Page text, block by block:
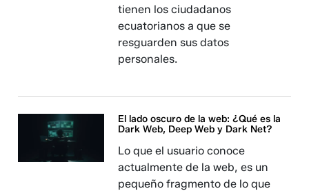
tienen los ciudadanos
ecuatorianos a que se
resguarden sus datos
personales.
El lado oscuro de la web: ¿Qué es la
Dark Web, Deep Web y Dark Net?
Lo que el usuario conoce
actualmente de la web, es un
pequeño fragmento de lo que